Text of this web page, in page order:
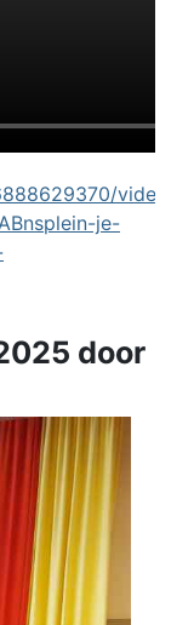
videos/
je-
door